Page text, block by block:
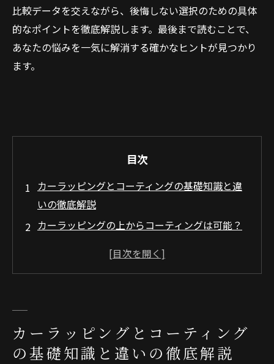
比較データを交えながら、後悔しない選択のための具体
的なポイントを徹底解説します。最後まで読むことで、
あなたの悩みを一気に解消する確かなヒントが見つかり
ます。
目次
カーラッピングとコーティングの基礎知識と違
いの徹底解説
カーラッピングの上からコーティングは可能？
カーラッピング＆コーティングの費用相場・価
会社概要
カーラッピングとコーティング
の基礎知識と違いの徹底解説